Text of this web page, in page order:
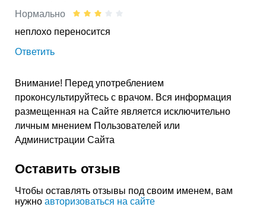
Нормально
неплохо переносится
Ответить
Внимание! Перед употреблением
проконсультируйтесь с врачом. Вся информация
размещенная на Сайте является исключительно
личным мнением Пользователей или
Администрации Сайта
Оставить отзыв
Чтобы оставлять отзывы под своим именем, вам
нужно авторизоваться на сайте